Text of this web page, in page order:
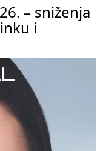
– sniženja
i